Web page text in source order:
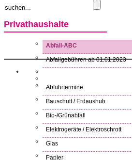
Privathaushalte
Abfall-ABC
Abfallgebühren ab 01.01.2023
Abfuhrtermine
Bauschutt / Erdaushub
Bio-/Grünabfall
Elektrogeräte / Elektroschrott
Glas
Papier